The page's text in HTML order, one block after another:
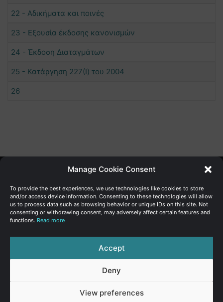
Manage Cookie Consent
To provide the best experiences, we use technologies like cookies to store
and/or access device information. Consenting to these technologies will allow
us to process data such as browsing behavior or unique IDs on this site. Not
consenting or withdrawing consent, may adversely affect certain features and
functions. Read more
Accept
Deny
View preferences
22 - Αδικήματα και ποινές
23 - Εξουσία έκδοσης κανονισμών
24 - Έκδοση Διαταγμάτων
25 - Κατάργηση 227(Ι) του 2004
26
Γενική Διεύθυνση Ανάπτυξης
Υπουργείο Οικονομικών | Κυπριακή Δημοκρατία
Ιστ:
| Terms of use | Privacy Policy